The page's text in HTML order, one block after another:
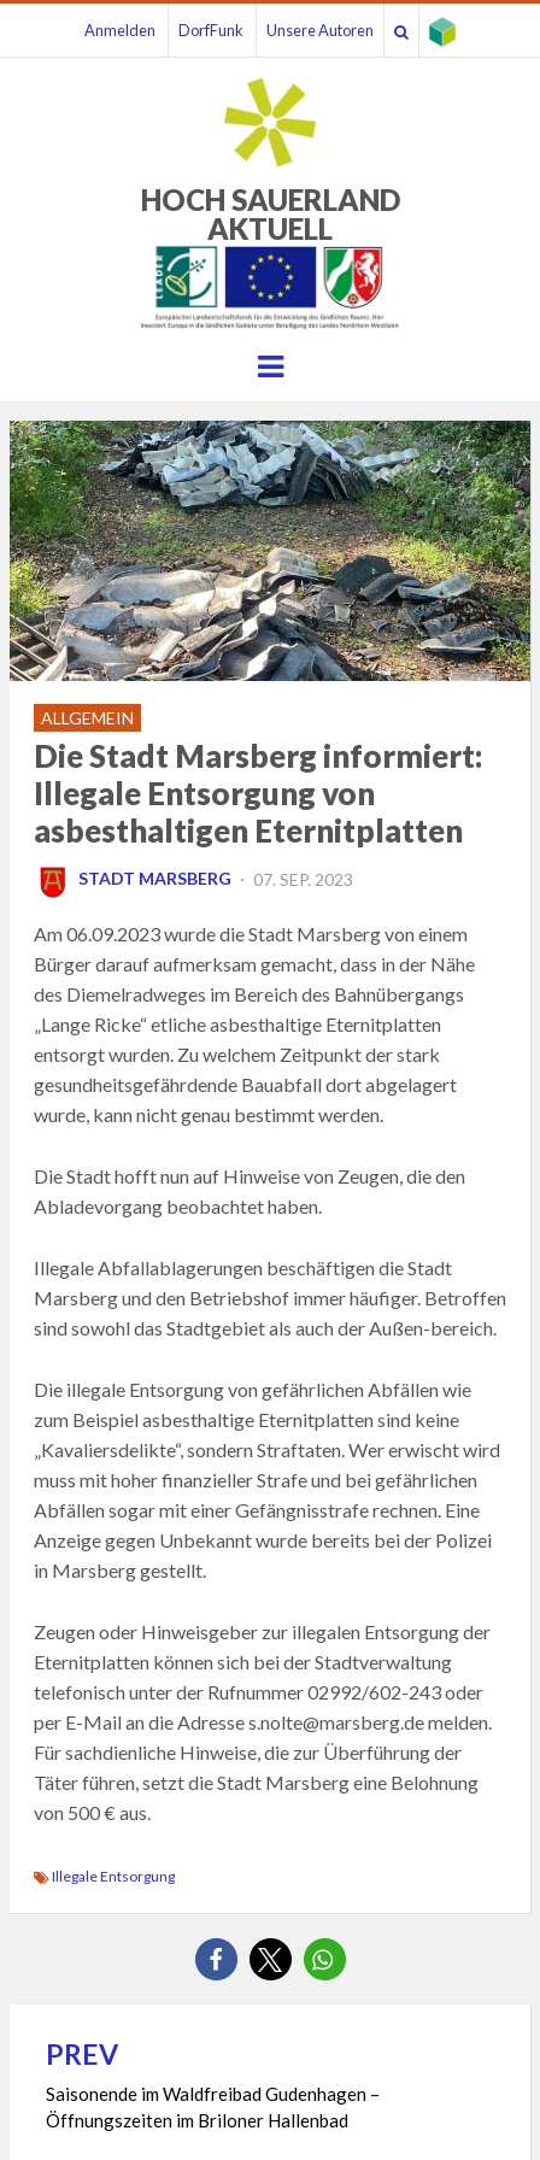
Anmelden DorfFunk Unsere Autoren
HOCH SAUERLAND
AKTUELL
Menu
ALLGEMEIN
Die Stadt Marsberg informiert:
Illegale Entsorgung von
asbesthaltigen Eternitplatten
STADT MARSBERG
POSTED
07. SEP. 2023
Am 06.09.2023 wurde die Stadt Marsberg von einem
Bürger darauf aufmerksam gemacht, dass in der Nähe
des Diemelradweges im Bereich des Bahnübergangs
„Lange Ricke“ etliche asbesthaltige Eternitplatten
entsorgt wurden. Zu welchem Zeitpunkt der stark
gesundheitsgefährdende Bauabfall dort abgelagert
wurde, kann nicht genau bestimmt werden.
Die Stadt hofft nun auf Hinweise von Zeugen, die den
Abladevorgang beobachtet haben.
Illegale Abfallablagerungen beschäftigen die Stadt
Marsberg und den Betriebshof immer häufiger. Betroffen
sind sowohl das Stadtgebiet als auch der Außen-bereich.
Die illegale Entsorgung von gefährlichen Abfällen wie
zum Beispiel asbesthaltige Eternitplatten sind keine
„Kavaliersdelikte“, sondern Straftaten. Wer erwischt wird
muss mit hoher finanzieller Strafe und bei gefährlichen
Abfällen sogar mit einer Gefängnisstrafe rechnen. Eine
Anzeige gegen Unbekannt wurde bereits bei der Polizei
in Marsberg gestellt.
Zeugen oder Hinweisgeber zur illegalen Entsorgung der
Eternitplatten können sich bei der Stadtverwaltung
telefonisch unter der Rufnummer 02992/602-243 oder
per E-Mail an die Adresse s.nolte@marsberg.de melden.
Für sachdienliche Hinweise, die zur Überführung der
Täter führen, setzt die Stadt Marsberg eine Belohnung
von 500 € aus.
Illegale Entsorgung
Beitragsnavigation
PREV
Saisonende im Waldfreibad Gudenhagen –
Öffnungszeiten im Briloner Hallenbad